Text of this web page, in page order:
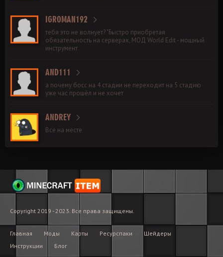
IGROMAN192
тебя это не волнует? "Быстро приобретая
обязательность на серверах, МОД World Edit - мощный
инструмент
AND111
а почему босс на 4 стадии не переходит на 5 стадию
уже час прошёл и не хочет
ANDREY
Все на месте
Copyright 2019 - 2023. Все права защищены.
Главная Моды Карты Ресурспаки
Шейдеры
Инструкции
Блог